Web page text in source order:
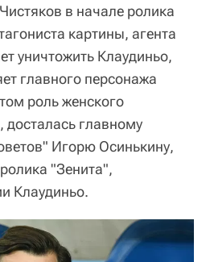
в начале ролика
картины, агента
уничтожить Клаудиньо,
главного персонажа
роль женского
досталась главному
Игорю Осинькину,
"Зенита",
Клаудиньо.